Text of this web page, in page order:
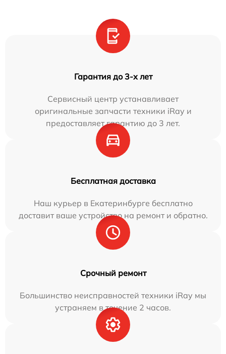
Гарантия до 3-х лет
Сервисный центр устанавливает
оригинальные запчасти техники iRay и
предоставляет гарантию до 3 лет.
Бесплатная доставка
Наш курьер в Екатеринбурге бесплатно
доставит ваше устройство на ремонт и обратно.
Срочный ремонт
Большинство неисправностей техники iRay мы
устраняем в течение 2 часов.